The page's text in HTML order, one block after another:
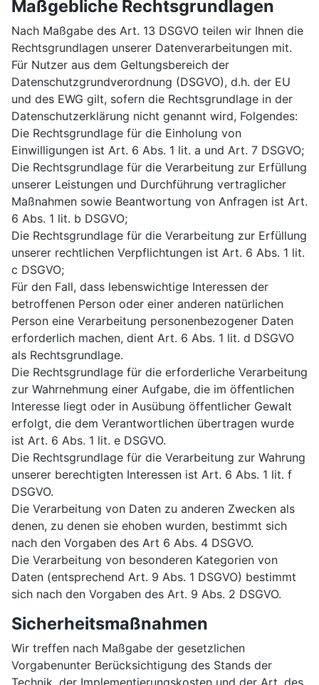
Maßgebliche Rechtsgrundlagen
Nach Maßgabe des Art. 13 DSGVO teilen wir Ihnen die
Rechtsgrundlagen unserer Datenverarbeitungen mit.
Für Nutzer aus dem Geltungsbereich der
Datenschutzgrundverordnung (DSGVO), d.h. der EU
und des EWG gilt, sofern die Rechtsgrundlage in der
Datenschutzerklärung nicht genannt wird, Folgendes:
Die Rechtsgrundlage für die Einholung von
Einwilligungen ist Art. 6 Abs. 1 lit. a und Art. 7 DSGVO;
Die Rechtsgrundlage für die Verarbeitung zur Erfüllung
unserer Leistungen und Durchführung vertraglicher
Maßnahmen sowie Beantwortung von Anfragen ist Art.
6 Abs. 1 lit. b DSGVO;
Die Rechtsgrundlage für die Verarbeitung zur Erfüllung
unserer rechtlichen Verpflichtungen ist Art. 6 Abs. 1 lit.
c DSGVO;
Für den Fall, dass lebenswichtige Interessen der
betroffenen Person oder einer anderen natürlichen
Person eine Verarbeitung personenbezogener Daten
erforderlich machen, dient Art. 6 Abs. 1 lit. d DSGVO
als Rechtsgrundlage.
Die Rechtsgrundlage für die erforderliche Verarbeitung
zur Wahrnehmung einer Aufgabe, die im öffentlichen
Interesse liegt oder in Ausübung öffentlicher Gewalt
erfolgt, die dem Verantwortlichen übertragen wurde
ist Art. 6 Abs. 1 lit. e DSGVO.
Die Rechtsgrundlage für die Verarbeitung zur Wahrung
unserer berechtigten Interessen ist Art. 6 Abs. 1 lit. f
DSGVO.
Die Verarbeitung von Daten zu anderen Zwecken als
denen, zu denen sie ehoben wurden, bestimmt sich
nach den Vorgaben des Art 6 Abs. 4 DSGVO.
Die Verarbeitung von besonderen Kategorien von
Daten (entsprechend Art. 9 Abs. 1 DSGVO) bestimmt
sich nach den Vorgaben des Art. 9 Abs. 2 DSGVO.
Sicherheitsmaßnahmen
Wir treffen nach Maßgabe der gesetzlichen
Vorgabenunter Berücksichtigung des Stands der
Technik, der Implementierungskosten und der Art, des